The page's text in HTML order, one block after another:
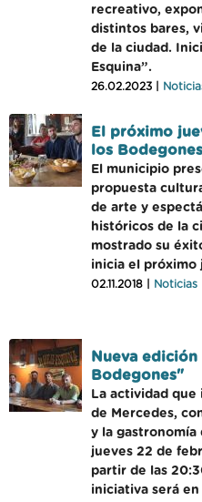
recreativo,
distintos bares,
de la ciudad.
Esquina”.
26.02.2023 |
El próximo
los
El municipio
propuesta
de arte y
históricos de la
mostrado su
inicia el próximo
02.11.2018 | Noticias
Nueva
Bodegones"
La actividad que
de Mercedes,
y la gastronomía
jueves 22 de
partir de las
iniciativa será